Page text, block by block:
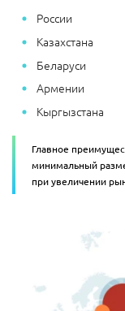
России
Казахстана
Беларуси
Армении
Кыргызстана
Главное
минимальный
при увеличении